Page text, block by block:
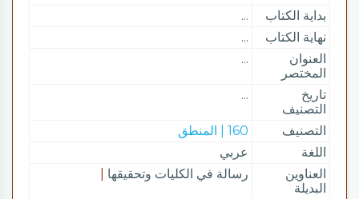
بداية الكتاب
...
نهاية الكتاب
...
العنوان
المختصر
...
تاريخ
التصنيف
...
التصنيف
160 | المنطق
اللغة
عربي
العناوين
البديلة
رسالة في الكليات وتحقيقها